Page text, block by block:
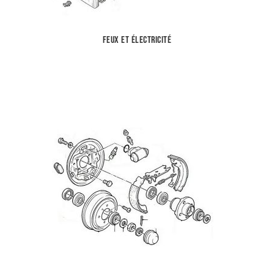
Feux et électricité